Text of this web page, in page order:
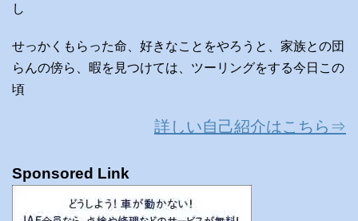
し
せっかくもらった命、好きなことをやろうと、家族との団
らんの傍ら、暇を見つけては、ツーリングをする今日この
頃
詳しい自己紹介はこちら⇒
Sponsored Link